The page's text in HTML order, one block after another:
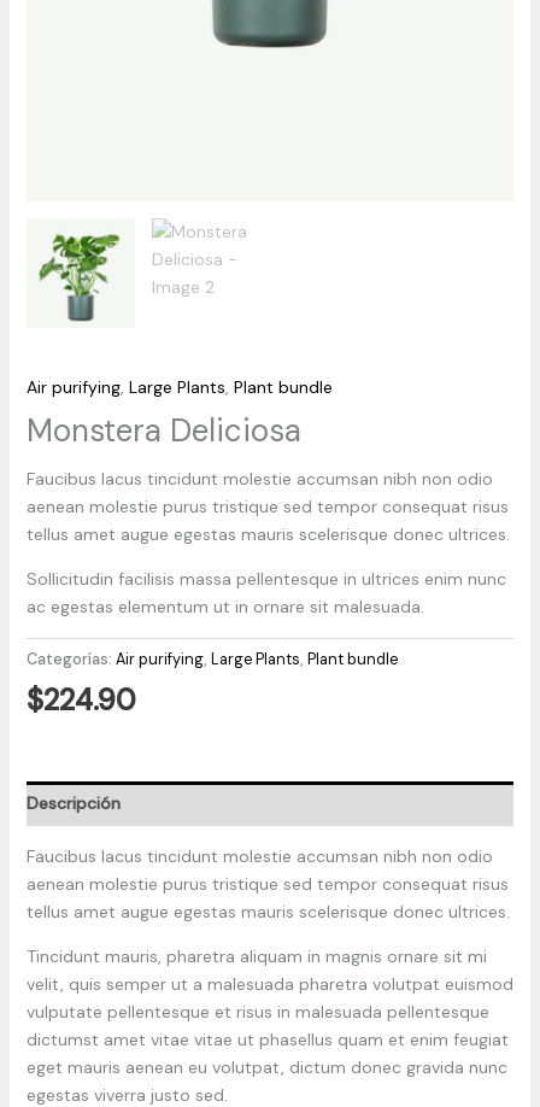
Air purifying, Large Plants Plant bundle
Monstera Deliciosa
Faucibus lacus tincidunt molestie accumsan nibh non odio
aenean molestie purus tristique sed tempor consequat risus
tellus amet augue egestas mauris scelerisque donec ultrices.
Sollicitudin facilisis massa pellentesque in ultrices enim nunc
ac egestas elementum ut in ornare sit malesuada.
Categorías: Air purifying, Large Plants, Plant bundle
$224.90
Descripción
Faucibus lacus tincidunt molestie accumsan nibh non odio
aenean molestie purus tristique sed tempor consequat risus
tellus amet augue egestas mauris scelerisque donec ultrices.
Tincidunt mauris, pharetra aliquam in magnis ornare sit mi
velit, quis semper ut a malesuada pharetra volutpat euismod
vulputate pellentesque et risus in malesuada pellentesque
dictumst amet vitae vitae ut phasellus quam et enim feugiat
eget mauris aenean eu volutpat, dictum donec gravida nunc
egestas viverra justo sed.